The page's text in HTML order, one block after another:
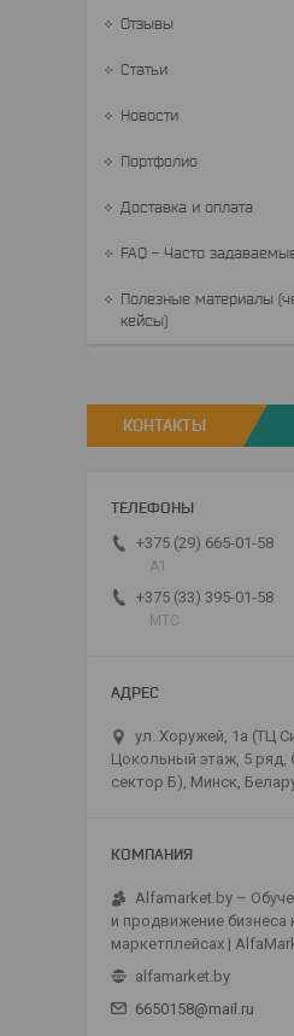
Отзывы
Статьи
Новости
Портфолио
Доставка и оплата
FAQ - Часто
Полезные материалы
кейсы)
КОНТАКТЫ
+375 (29) 665-01-58
A1
+375 (33) 395-01-58
МТС
ул. Хоружей, 1а (ТЦ
Цокольный этаж, 5 ряд,
сектор Б), Минск,
Alfamarket.by –
и продвижение бизнеса
маркетплейсах |
alfamarket.by
6650158@mail.ru